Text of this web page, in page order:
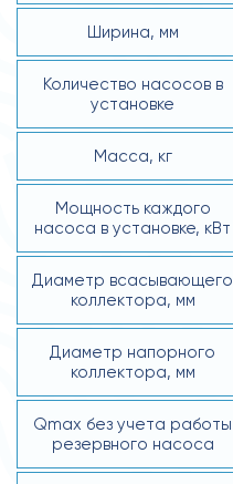
Ширина, мм
Количество насосов в
установке
Масса, кг
Мощность каждого
насоса в установке, кВт
Диаметр всасывающего
коллектора, мм
Диаметр напорного
коллектора, мм
Qmax без учета работы
резервного насоса